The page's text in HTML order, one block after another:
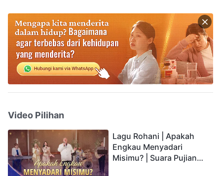
Video Pilihan
Lagu Rohani | Apakah
Engkau Menyadari
Misimu? | Suara Pujian